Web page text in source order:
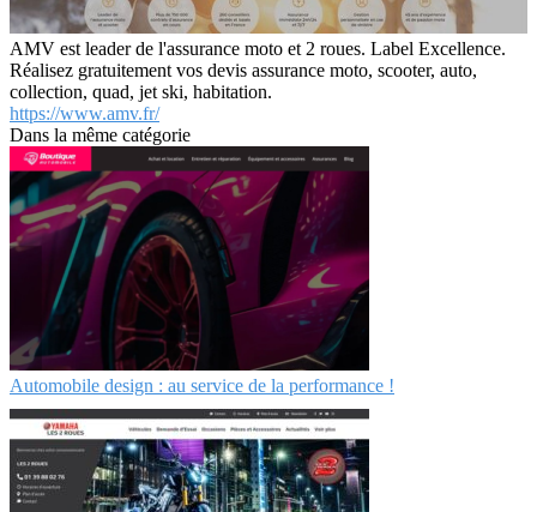
AMV est leader de l'assurance moto et 2 roues. Label Excellence.
Réalisez gratuitement vos devis assurance moto, scooter, auto,
collection, quad, jet ski, habitation.
https://www.amv.fr/
Dans la même catégorie
Automobile design : au service de la performance !